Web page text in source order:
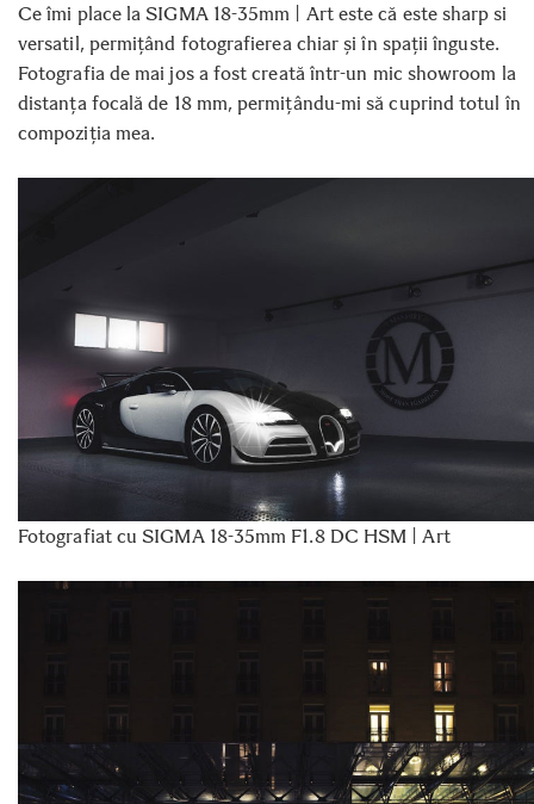
Ce îmi place la SIGMA 18-35mm | Art este că este sharp si
versatil, permițând fotografierea chiar și în spații înguste.
Fotografia de mai jos a fost creată într-un mic showroom la
distanța focală de 18 mm, permițându-mi să cuprind totul în
compoziția mea.
Fotografiat cu SIGMA 18-35mm F1.8 DC HSM | Art